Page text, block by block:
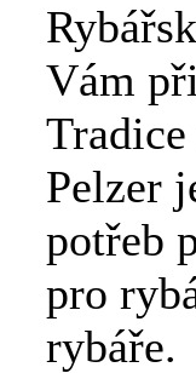
Vám
Pelzer
potřeb
pro
rybáře.